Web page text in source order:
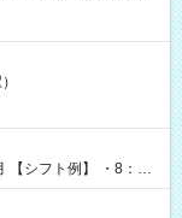
金GET♪ お仕事後はコ
間】試